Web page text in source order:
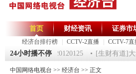
首页
经济台排行榜 CCTV-2直播 CCTV-7直
财经资讯 证券市
24小时播不停
《第一时间》 20120125 [生财有道]大
中国网络电视台 >> 经济台 >> 正文